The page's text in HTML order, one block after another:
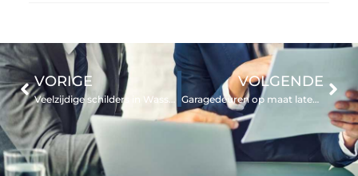
VORIGE
Veelzijdige schilders in Wassenaar en omgeving
VOLGENDE
Garagedeuren op maat laten plaatsen bij u in regio Tilburg